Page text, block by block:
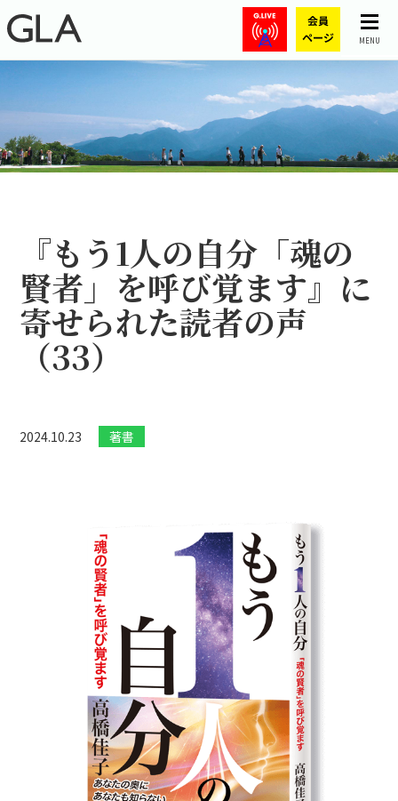
MENU
『もう1人の自分――「魂の
賢者」を呼び覚ます』に
寄せられた読者の声
（33）
2024.10.23 著書